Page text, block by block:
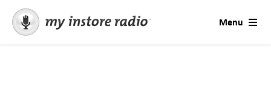
content
Menu